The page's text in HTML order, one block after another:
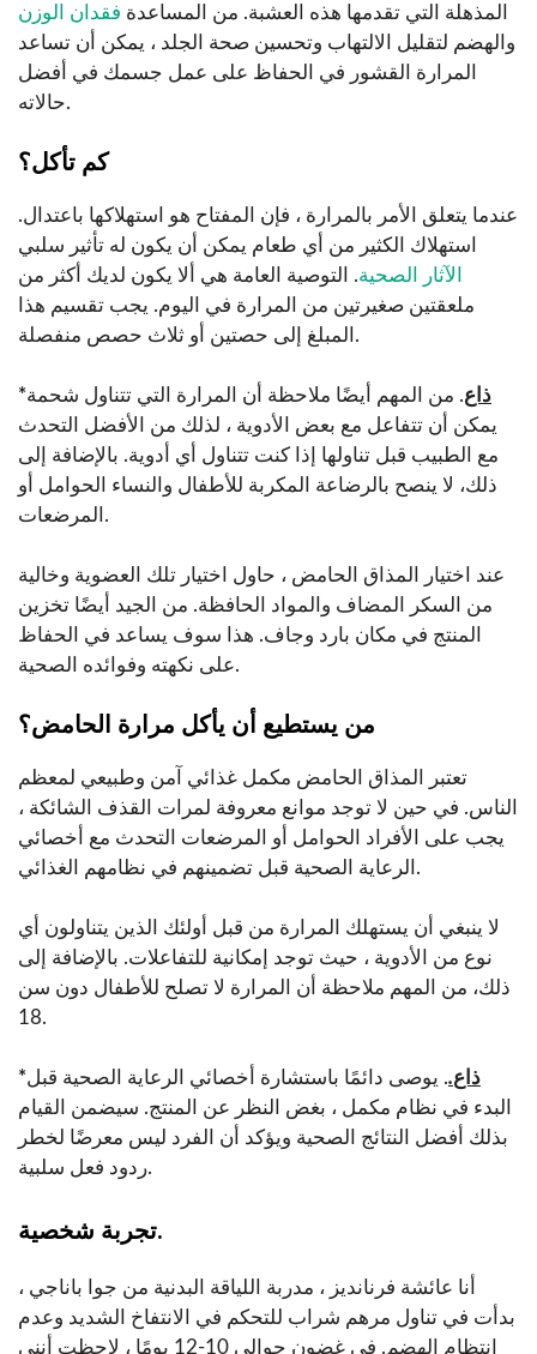
المذهلة التي تقدمها هذه العشبة. من المساعدة فقدان الوزن
والهضم لتقليل الالتهاب وتحسين صحة الجلد ، يمكن أن تساعد
المرارة القشور في الحفاظ على عمل جسمك في أفضل
حالاته.
كم تأكل؟
عندما يتعلق الأمر بالمرارة ، فإن المفتاح هو استهلاكها باعتدال.
استهلاك الكثير من أي طعام يمكن أن يكون له تأثير سلبي
الآثار الصحية. التوصية العامة هي ألا يكون لديك أكثر من
ملعقتين صغيرتين من المرارة في اليوم. يجب تقسيم هذا
المبلغ إلى حصتين أو ثلاث حصص منفصلة.
* ذاع. من المهم أيضًا ملاحظة أن المرارة التي تتناول شحمة
يمكن أن تتفاعل مع بعض الأدوية ، لذلك من الأفضل التحدث
مع الطبيب قبل تناولها إذا كنت تتناول أي أدوية. بالإضافة إلى
ذلك، لا ينصح بالرضاعة المكربة للأطفال والنساء الحوامل أو
المرضعات.
عند اختيار المذاق الحامض ، حاول اختيار تلك العضوية وخالية
من السكر المضاف والمواد الحافظة. من الجيد أيضًا تخزين
المنتج في مكان بارد وجاف. هذا سوف يساعد في الحفاظ
على نكهته وفوائده الصحية.
من يستطيع أن يأكل مرارة الحامض؟
تعتبر المذاق الحامض مكمل غذائي آمن وطبيعي لمعظم
الناس. في حين لا توجد موانع معروفة لمرات القذف الشائكة ،
يجب على الأفراد الحوامل أو المرضعات التحدث مع أخصائي
الرعاية الصحية قبل تضمينهم في نظامهم الغذائي.
لا ينبغي أن يستهلك المرارة من قبل أولئك الذين يتناولون أي
نوع من الأدوية ، حيث توجد إمكانية للتفاعلات. بالإضافة إلى
ذلك، من المهم ملاحظة أن المرارة لا تصلح للأطفال دون سن
18.
* ذاع.. يوصى دائمًا باستشارة أخصائي الرعاية الصحية قبل
البدء في نظام مكمل ، بغض النظر عن المنتج. سيضمن القيام
بذلك أفضل النتائج الصحية ويؤكد أن الفرد ليس معرضًا لخطر
ردود فعل سلبية.
تجربة شخصية.
أنا عائشة فرنانديز ، مدربة اللياقة البدنية من جوا باناجي ،
بدأت في تناول مرهم شراب للتحكم في الانتفاخ الشديد وعدم
انتظام الهضم. في غضون حوالي 10-12 يومًا ، لاحظت أنني